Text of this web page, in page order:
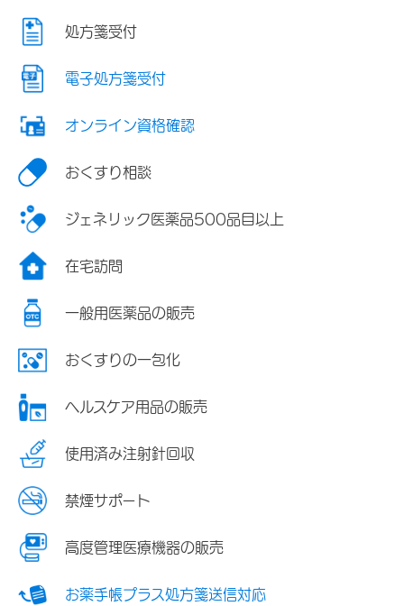
処方箋受付
電子処方箋受付
オンライン資格確認
おくすり相談
ジェネリック医薬品500品目以上
在宅訪問
一般用医薬品の販売
おくすりの一包化
ヘルスケア用品の販売
使用済み注射針回収
禁煙サポート
高度管理医療機器の販売
お薬手帳プラス処方箋送信対応